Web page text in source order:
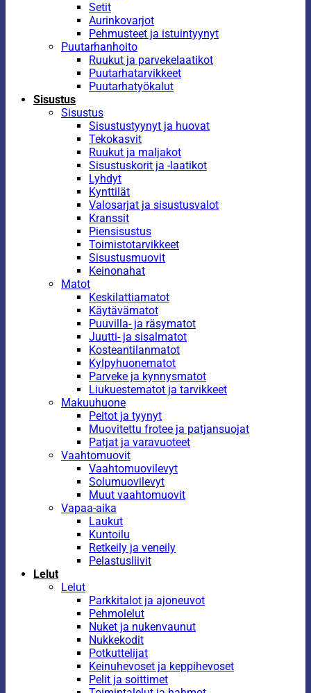
Setit
Aurinkovarjot
Pehmusteet ja istuintyynyt
Puutarhanhoito
Ruukut ja parvekelaatikot
Puutarhatarvikkeet
Puutarhatyökalut
Sisustus
Sisustus
Sisustustyynyt ja huovat
Tekokasvit
Ruukut ja maljakot
Sisustuskorit ja -laatikot
Lyhdyt
Kynttilät
Valosarjat ja sisustusvalot
Kranssit
Piensisustus
Toimistotarvikkeet
Sisustusmuovit
Keinonahat
Matot
Keskilattiamatot
Käytävämatot
Puuvilla- ja räsymatot
Juutti- ja sisalmatot
Kosteantilanmatot
Kylpyhuonematot
Parveke ja kynnysmatot
Liukuestematot ja tarvikkeet
Makuuhuone
Peitot ja tyynyt
Muovitettu frotee ja patjansuojat
Patjat ja varavuoteet
Vaahtomuovit
Vaahtomuovilevyt
Solumuovilevyt
Muut vaahtomuovit
Vapaa-aika
Laukut
Kuntoilu
Retkeily ja veneily
Pelastusliivit
Lelut
Lelut
Parkkitalot ja ajoneuvot
Pehmolelut
Nuket ja nukenvaunut
Nukkekodit
Potkuttelijat
Keinuhevoset ja keppihevoset
Pelit ja soittimet